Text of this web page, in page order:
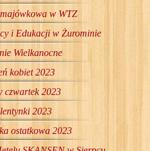
w WTZ
i Edukacji w Żurominie
Wielkanocne
kobiet 2023
czwartek 2023
2023
ostatkowa 2023